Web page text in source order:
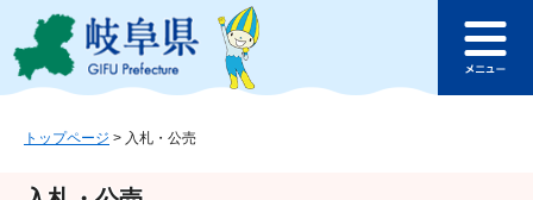
ジ
ュ
このページの本文へ
ュ
トップページ > 入札・公売